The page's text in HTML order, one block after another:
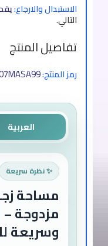
الاستبدال والارجاع:
التالي.
تفاصيل المنتج
رمز المنتج:
العربية
✨ نظرة سريعة
مساحة
مزدوجة
وسريعة